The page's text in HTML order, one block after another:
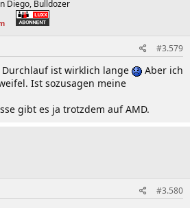
Diego, Bulldozer
#3.579
ist wirklich lange
Aber ich
Ist sozusagen meine
gibt es ja trotzdem auf AMD.
#3.580